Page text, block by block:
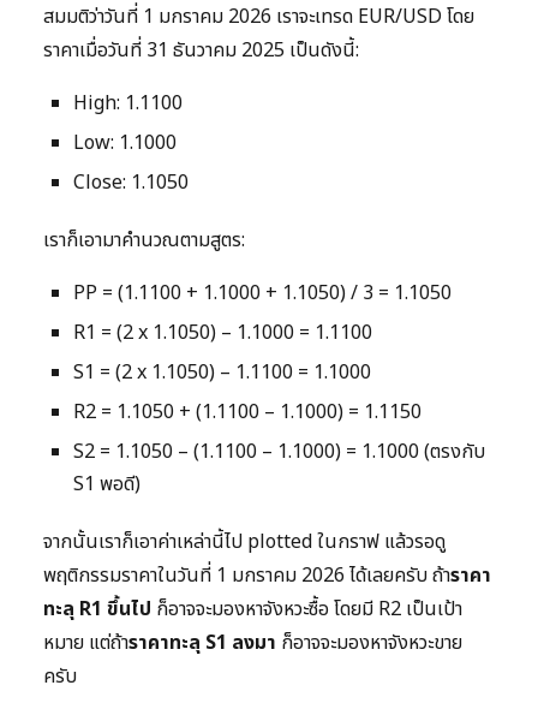
สมมติว่าวันที่ 1 มกราคม 2026 เราจะเทรด EUR/USD โดย
ราคาเมื่อวันที่ 31 ธันวาคม 2025 เป็นดังนี้:
High: 1.1100
Low: 1.1000
Close: 1.1050
เราก็เอามาคำนวณตามสูตร:
PP = (1.1100 + 1.1000 + 1.1050) / 3 = 1.1050
R1 = (2 x 1.1050) – 1.1000 = 1.1100
S1 = (2 x 1.1050) – 1.1100 = 1.1000
R2 = 1.1050 + (1.1100 – 1.1000) = 1.1150
S2 = 1.1050 – (1.1100 – 1.1000) = 1.1000 (ตรงกับ
S1 พอดี)
จากนั้นเราก็เอาค่าเหล่านี้ไป plotted ในกราฟ แล้วรอดู
พฤติกรรมราคาในวันที่ 1 มกราคม 2026 ได้เลยครับ ถ้าราคา
ทะลุ R1 ขึ้นไป ก็อาจจะมองหาจังหวะซื้อ โดยมี R2 เป็นเป้า
หมาย แต่ถ้าราคาทะลุ S1 ลงมา ก็อาจจะมองหาจังหวะขาย
ครับ